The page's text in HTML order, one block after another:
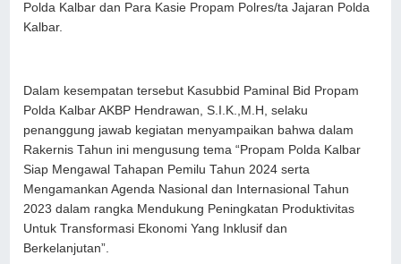
Polda Kalbar dan Para Kasie Propam Polres/ta Jajaran Polda
Kalbar.
Dalam kesempatan tersebut Kasubbid Paminal Bid Propam
Polda Kalbar AKBP Hendrawan, S.I.K.,M.H, selaku
penanggung jawab kegiatan menyampaikan bahwa dalam
Rakernis Tahun ini mengusung tema “Propam Polda Kalbar
Siap Mengawal Tahapan Pemilu Tahun 2024 serta
Mengamankan Agenda Nasional dan Internasional Tahun
2023 dalam rangka Mendukung Peningkatan Produktivitas
Untuk Transformasi Ekonomi Yang Inklusif dan
Berkelanjutan”.